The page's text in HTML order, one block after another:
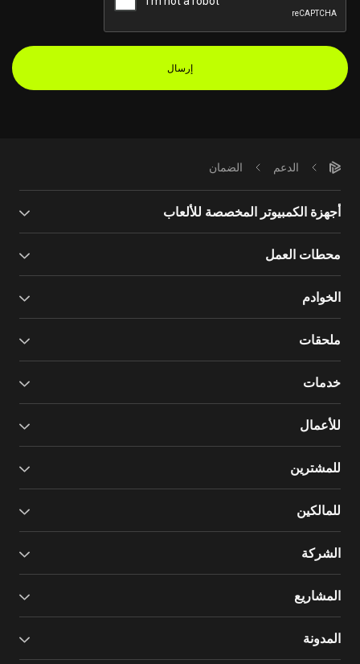
إرسال
الدعم الضمان
أجهزة الكمبيوتر المخصصة للألعاب
محطات العمل
الخوادم
ملحقات
خدمات
للأعمال
للمشترين
للمالكين
الشركة
المشاريع
المدونة